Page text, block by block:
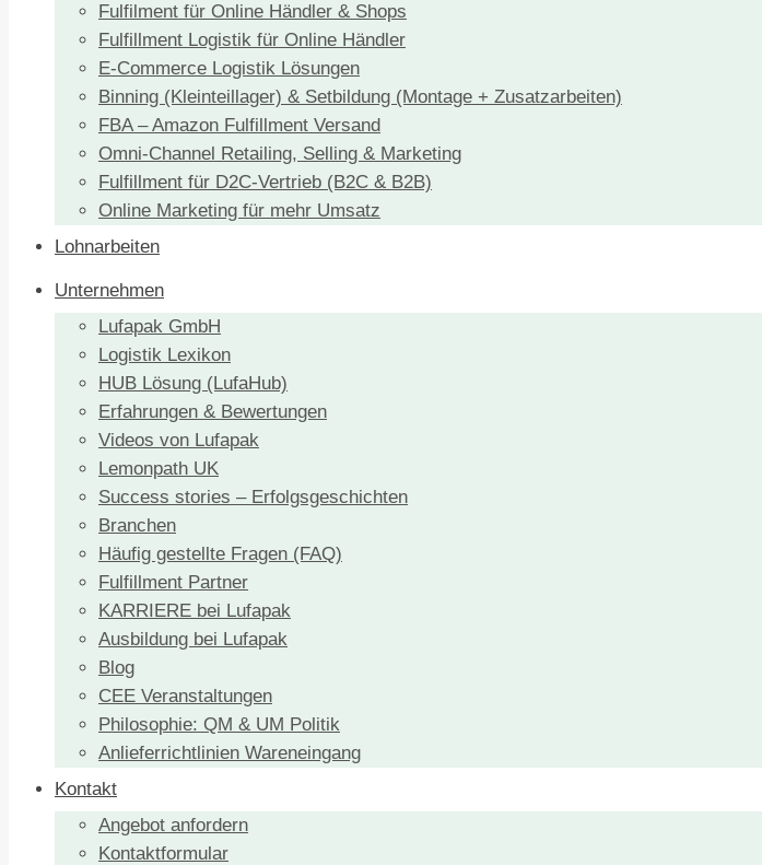
Fulfilment für Online Händler & Shops
Fulfillment Logistik für Online Händler
E-Commerce Logistik Lösungen
Binning (Kleinteillager) & Setbildung (Montage + Zusatzarbeiten)
FBA – Amazon Fulfillment Versand
Omni-Channel Retailing, Selling & Marketing
Fulfillment für D2C-Vertrieb (B2C & B2B)
Online Marketing für mehr Umsatz
Lohnarbeiten
Unternehmen
Lufapak GmbH
Logistik Lexikon
HUB Lösung (LufaHub)
Erfahrungen & Bewertungen
Videos von Lufapak
Lemonpath UK
Success stories – Erfolgsgeschichten
Branchen
Häufig gestellte Fragen (FAQ)
Fulfillment Partner
KARRIERE bei Lufapak
Ausbildung bei Lufapak
Blog
CEE Veranstaltungen
Philosophie: QM & UM Politik
Anlieferrichtlinien Wareneingang
Kontakt
Angebot anfordern
Kontaktformular